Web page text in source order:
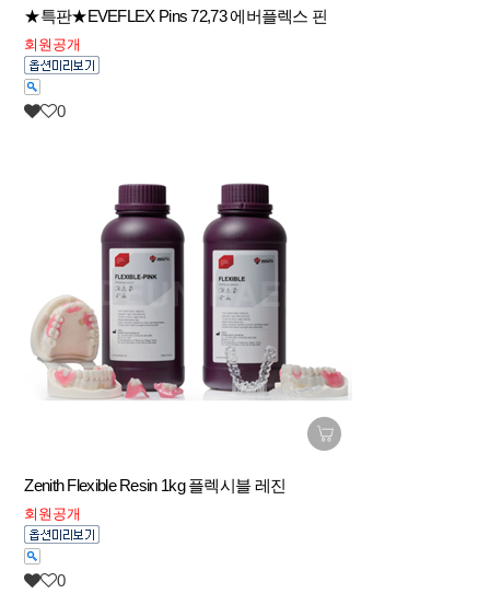
★특판★EVEFLEX Pins 72,73 에버플렉스 핀
회원공개
0
Zenith Flexible Resin 1kg 플렉시블 레진
회원공개
0